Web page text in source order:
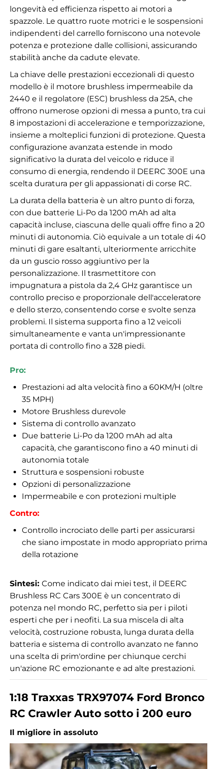
longevità ed efficienza rispetto ai motori a
spazzole. Le quattro ruote motrici e le sospensioni
indipendenti del carrello forniscono una notevole
potenza e protezione dalle collisioni, assicurando
stabilità anche da cadute elevate.
La chiave delle prestazioni eccezionali di questo
modello è il motore brushless impermeabile da
2440 e il regolatore (ESC) brushless da 25A, che
offrono numerose opzioni di messa a punto, tra cui
8 impostazioni di accelerazione e temporizzazione,
insieme a molteplici funzioni di protezione. Questa
configurazione avanzata estende in modo
significativo la durata del veicolo e riduce il
consumo di energia, rendendo il DEERC 300E una
scelta duratura per gli appassionati di corse RC.
La durata della batteria è un altro punto di forza,
con due batterie Li-Po da 1200 mAh ad alta
capacità incluse, ciascuna delle quali offre fino a 20
minuti di autonomia. Ciò equivale a un totale di 40
minuti di gare esaltanti, ulteriormente arricchite
da un guscio rosso aggiuntivo per la
personalizzazione. Il trasmettitore con
impugnatura a pistola da 2,4 GHz garantisce un
controllo preciso e proporzionale dell'acceleratore
e dello sterzo, consentendo corse e svolte senza
problemi. Il sistema supporta fino a 12 veicoli
simultaneamente e vanta un'impressionante
portata di controllo fino a 328 piedi.
Pro:
Prestazioni ad alta velocità fino a 60KM/H (oltre
35 MPH)
Motore Brushless durevole
Sistema di controllo avanzato
Due batterie Li-Po da 1200 mAh ad alta
capacità, che garantiscono fino a 40 minuti di
autonomia totale
Struttura e sospensioni robuste
Opzioni di personalizzazione
Impermeabile e con protezioni multiple
Contro:
Controllo incrociato delle parti per assicurarsi
che siano impostate in modo appropriato prima
della rotazione
Sintesi: Come indicato dai miei test, il DEERC
Brushless RC Cars 300E è un concentrato di
potenza nel mondo RC, perfetto sia per i piloti
esperti che per i neofiti. La sua miscela di alta
velocità, costruzione robusta, lunga durata della
batteria e sistema di controllo avanzato ne fanno
una scelta di prim'ordine per chiunque cerchi
un'azione RC emozionante e ad alte prestazioni.
1:18 Traxxas TRX97074 Ford Bronco
RC Crawler Auto sotto i 200 euro
Il migliore in assoluto